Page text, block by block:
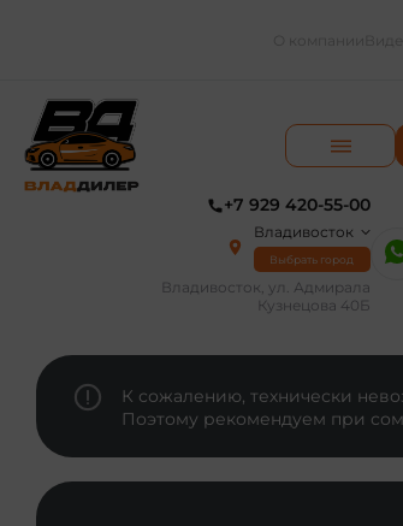
+7 929 420-55-00
Владивосток
Выбрать город
Владивосток, ул. Адмирала
Кузнецова 40Б
К сожалению, технически
Поэтому рекомендуем при